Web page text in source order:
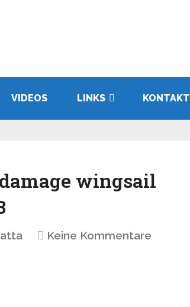
VIDEOS LINKS KONTAKT
wingsail
Keine Kommentare